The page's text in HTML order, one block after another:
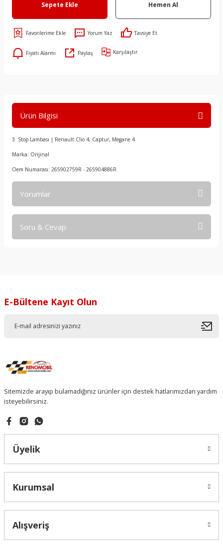
Sepete Ekle Hemen Al
Yorum Yaz Tavsiye Et
Fiyatı Alarmı Paylaş Karşılaştır
Ürün Bilgisi
3. Stop Lambası | Renault Clio 4, Captur, Megane 4
Marka: Orijinal
Oem Numarası: 265902759R - 265904886R
Yorumlar
Soru & Cevap
E-Bültene Kayıt Olun
Sitemizde arayıp bulamadığınız ürünler için destek hatlarımızdan yardım
isteyebilirsiniz.
Üyelik
Kurumsal
Alışveriş